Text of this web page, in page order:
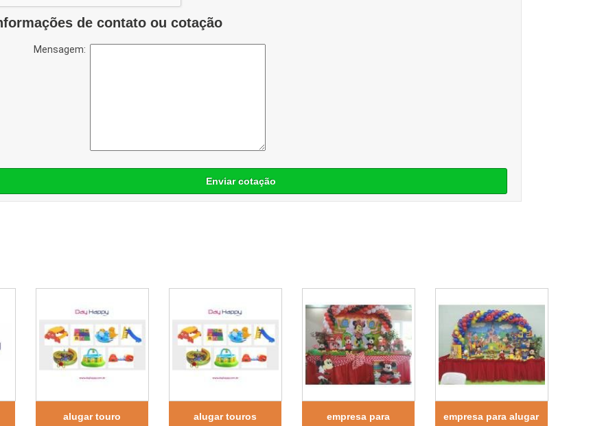
de contato ou cotação
Mensagem:
Enviar cotação
alugar touro
alugar touros
empresa para
empresa para alugar